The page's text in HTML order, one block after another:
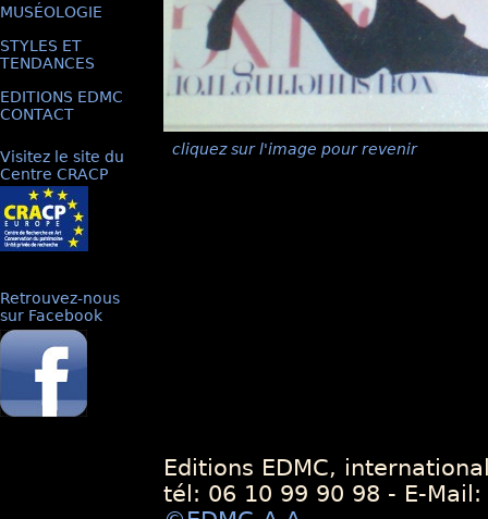
MUSÉOLOGIE
STYLES ET
TENDANCES
EDITIONS EDMC
CONTACT
Visitez le site du
Centre CRACP
Retrouvez-nous
sur Facebook
cliquez sur l'image pour revenir
Editions EDMC,
tél: 06 10 99 90 98 - E-Mail: